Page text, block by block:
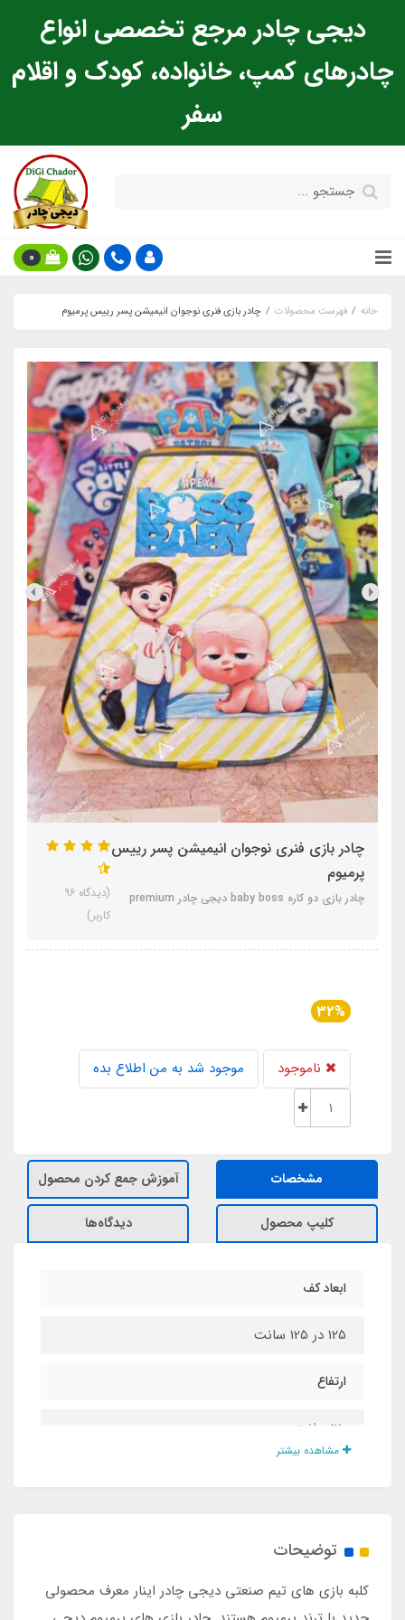
دیجی چادر مرجع تخصصی انواع
چادرهای کمپ، خانواده، کودک و اقلام
سفر
0
خانه فهرست محصولات چادر بازی فنری نوجوان انیمیشن پسر رییس پرمیوم
چادر بازی فنری نوجوان انیمیشن پسر رییس
پرمیوم
چادر بازی دو کاره baby boss دیجی چادر premium
(دیدگاه 96
کاربر)
32%
ناموجود موجود شد به من اطلاع بده
مشخصات آموزش جمع کردن محصول
کلیپ محصول دیدگاه‌ها
ابعاد کف
125 در 125 سانت
ارتفاع
120 سانت
10 سال
مشاهده بیشتر
توضیحات
کلبه بازی های تیم صنعتی دیجی چادر اینار معرف محصولی